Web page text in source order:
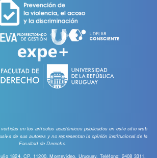
en los artículos académicos publicados en este sitio web
de sus autores y no representan la opinión institucional de la
Facultad de Derecho.
1824, CP. 11200, Montevideo, Uruguay. Teléfono: 2408 3311.